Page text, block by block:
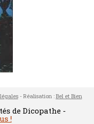
- Réalisation : Bel et Bien
de Dicopathe -
!